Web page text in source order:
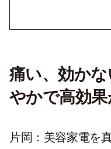
痛い、効か
やかで高効
片岡：美容家電を